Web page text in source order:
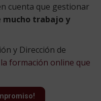
cuenta que gestionar
mucho trabajo y
y Dirección de
formación online que